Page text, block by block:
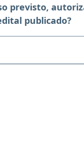
previsto,
publicado?